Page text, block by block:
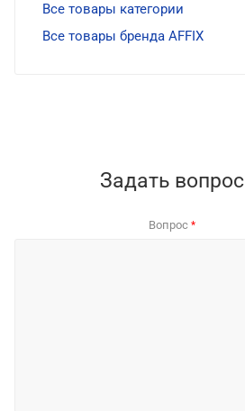
Все товары категории
Все товары бренда AFFIX
Задать вопрос
Вопрос *